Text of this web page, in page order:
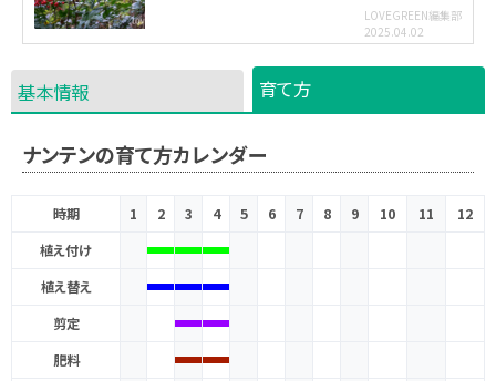
LOVEGREEN編集部
2025.04.02
基本情報 育て方
ナンテンの育て方カレンダー
時期 1 2 3 4 5 6 7 8 9 10 11
12
植え付け
植え替え
剪定
肥料